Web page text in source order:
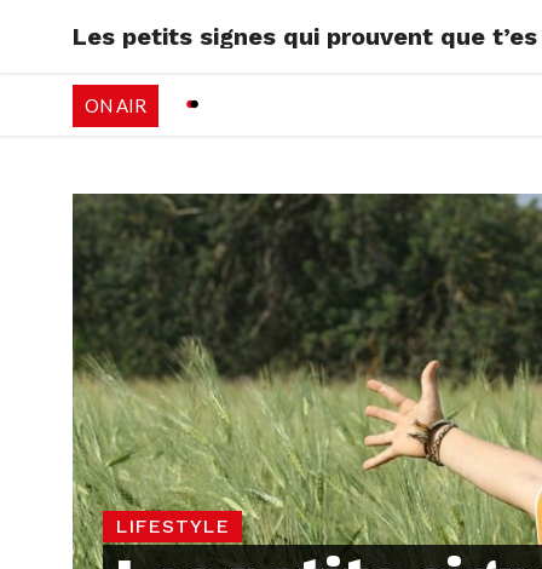
RADIO
Les petits signes qui prouvent que
ON AIR
LIFESTYLE